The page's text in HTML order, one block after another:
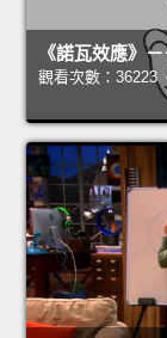
《諾瓦效應》
觀看次數：36223